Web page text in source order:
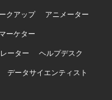
クアップ
アニメーター
マーケター
ーター
ヘルプデスク
データサイエンティスト